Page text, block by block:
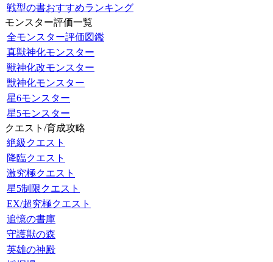
戦型の書おすすめランキング
モンスター評価一覧
全モンスター評価図鑑
真獣神化モンスター
獣神化改モンスター
獣神化モンスター
星6モンスター
星5モンスター
クエスト/育成攻略
絶級クエスト
降臨クエスト
激究極クエスト
星5制限クエスト
EX/超究極クエスト
追憶の書庫
守護獣の森
英雄の神殿